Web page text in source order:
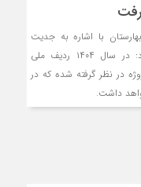
با اشاره به جدیت
شرکت عمران در پیگیری این پروژه ملی افزود: در سال ۱۴۰۴ ردیف ملی
این پروژه در نظر گرفته شده که در
داشت.